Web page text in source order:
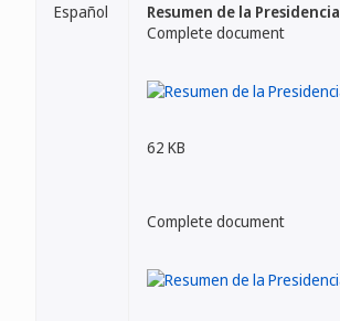
Español
Resumen de la Presidencia
Complete document
62 KB
Complete document